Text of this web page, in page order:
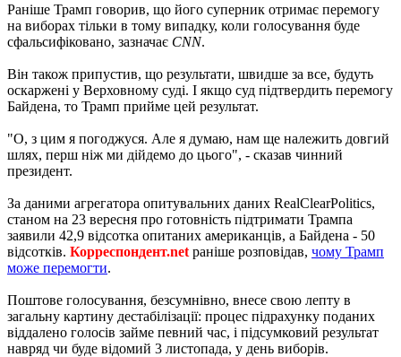
Раніше Трамп говорив, що його суперник отримає перемогу
на виборах тільки в тому випадку, коли голосування буде
сфальсифіковано, зазначає CNN.
Він також припустив, що результати, швидше за все, будуть
оскаржені у Верховному суді. І якщо суд підтвердить перемогу
Байдена, то Трамп прийме цей результат.
"О, з цим я погоджуся. Але я думаю, нам ще належить довгий
шлях, перш ніж ми дійдемо до цього", - сказав чинний
президент.
За даними агрегатора опитувальних даних RealClearPolitics,
станом на 23 вересня про готовність підтримати Трампа
заявили 42,9 відсотка опитаних американців, а Байдена - 50
відсотків. Корреспондент.net раніше розповідав, чому Трамп
може перемогти.
Поштове голосування, безсумнівно, внесе свою лепту в
загальну картину дестабілізації: процес підрахунку поданих
віддалено голосів займе певний час, і підсумковий результат
навряд чи буде відомий 3 листопада, у день виборів.